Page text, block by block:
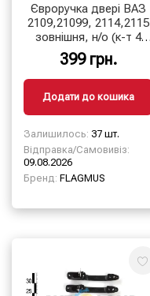
Євроручка двері ВАЗ
2109,21099, 2114,2115
зовнішня, н/о (к-т 4
шт.)
399 грн.
Додати до кошика
Залишилось: 37 шт.
Відправка/Самовивіз:
09.08.2026
Бренд: FLAGMUS